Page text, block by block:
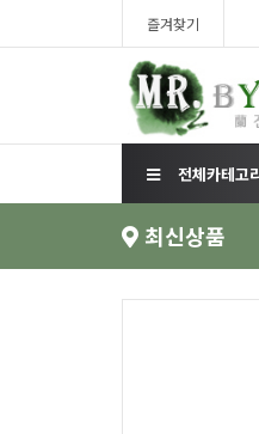
즐겨찾기
전체카테고
최신상품